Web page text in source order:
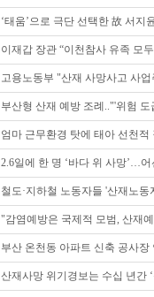
‘태움’으로 극단 선택한 故 서지
이재갑 장관 “이천참사 유족 모
고용노동부 "산재 사망사고 사
부산형 산재 예방 조례.."'위험 도
엄마 근무환경 탓에 태아 선천
2.6일에 한 명 ‘바다 위 사망’…
철도·지하철 노동자들 '산재노
"감염예방은 국제적 모범, 산재
부산 온천동 아파트 신축 공사장
산재사망 위기경보는 수십 년간